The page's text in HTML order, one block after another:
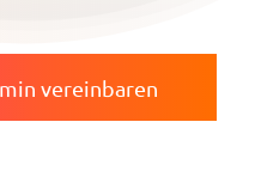
vereinbaren